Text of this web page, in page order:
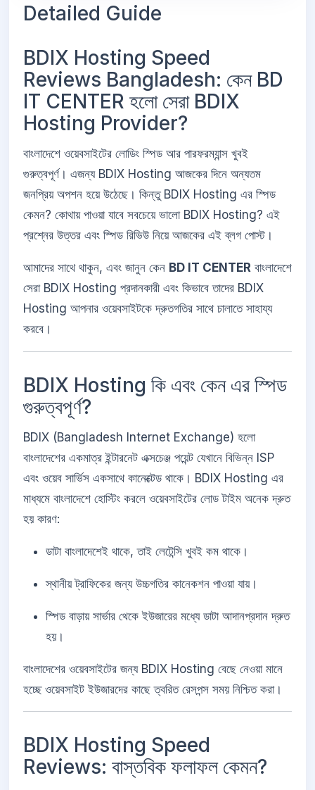
Detailed Guide
BDIX Hosting Speed
Reviews Bangladesh: কেন BD
IT CENTER হলো সেরা BDIX
Hosting Provider?
বাংলাদেশে ওয়েবসাইটের লোডিং স্পিড আর পারফরম্যান্স খুবই
গুরুত্বপূর্ণ। এজন্য BDIX Hosting আজকের দিনে অন্যতম
জনপ্রিয় অপশন হয়ে উঠেছে। কিন্তু BDIX Hosting এর স্পিড
কেমন? কোথায় পাওয়া যাবে সবচেয়ে ভালো BDIX Hosting? এই
প্রশ্নের উত্তর এবং স্পিড রিভিউ নিয়ে আজকের এই ব্লগ পোস্ট।
আমাদের সাথে থাকুন, এবং জানুন কেন BD IT CENTER বাংলাদেশে
সেরা BDIX Hosting প্রদানকারী এবং কিভাবে তাদের BDIX
Hosting আপনার ওয়েবসাইটকে দ্রুতগতির সাথে চালাতে সাহায্য
করবে।
BDIX Hosting কি এবং কেন এর স্পিড
গুরুত্বপূর্ণ?
BDIX (Bangladesh Internet Exchange) হলো
বাংলাদেশের একমাত্র ইন্টারনেট এক্সচেঞ্জ পয়েন্ট যেখানে বিভিন্ন ISP
এবং ওয়েব সার্ভিস একসাথে কানেক্টেড থাকে। BDIX Hosting এর
মাধ্যমে বাংলাদেশে হোস্টিং করলে ওয়েবসাইটের লোড টাইম অনেক দ্রুত
হয় কারণ:
ডাটা বাংলাদেশেই থাকে, তাই লেটেন্সি খুবই কম থাকে।
স্থানীয় ট্রাফিকের জন্য উচ্চগতির কানেকশন পাওয়া যায়।
স্পিড বাড়ায় সার্ভার থেকে ইউজারের মধ্যে ডাটা আদানপ্রদান দ্রুত
হয়।
বাংলাদেশের ওয়েবসাইটের জন্য BDIX Hosting বেছে নেওয়া মানে
হচ্ছে ওয়েবসাইট ইউজারদের কাছে ত্বরিত রেসপন্স সময় নিশ্চিত করা।
BDIX Hosting Speed
Reviews: বাস্তবিক ফলাফল কেমন?